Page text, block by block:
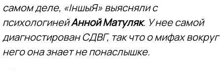
самом деле, «ІншыЯ» выясняли с
психологинейАнной Матуляк. У нее самой
диагностирован СДВГ, так что о мифах вокруг
него она знает не понаслышке.